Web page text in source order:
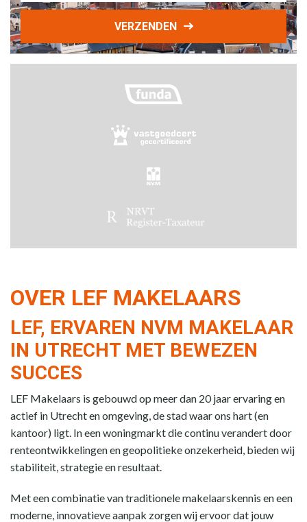
VERZENDEN
OVER LEF MAKELAARS
LEF, ERVAREN NVM MAKELAAR
IN UTRECHT MET BEWEZEN
SUCCES
LEF Makelaars is gebouwd op meer dan 20 jaar ervaring en
actief in Utrecht en omgeving, de stad waar ons hart (en
kantoor) ligt. In een woningmarkt die continu verandert door
renteontwikkelingen en geopolitieke onzekerheid, bieden wij
stabiliteit, strategie en resultaat.
Met een combinatie van traditionele makelaarskennis en een
moderne, innovatieve aanpak zorgen wij ervoor dat jouw